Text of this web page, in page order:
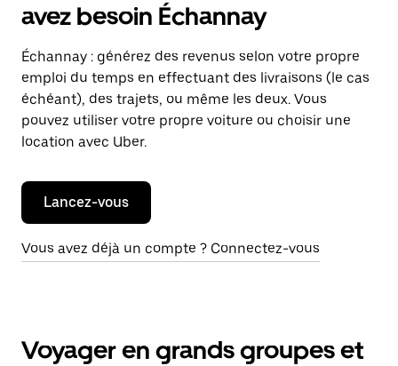
avez besoin Échannay
Échannay : générez des revenus selon votre propre
emploi du temps en effectuant des livraisons (le cas
échéant), des trajets, ou même les deux. Vous
pouvez utiliser votre propre voiture ou choisir une
location avec Uber.
Lancez-vous
Vous avez déjà un compte ? Connectez-vous
Voyager en grands groupes et